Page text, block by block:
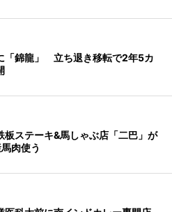
「錦龍」 立ち退き移転で2年5カ
板ステーキ&馬しゃぶ店「二巴」が
肉使う